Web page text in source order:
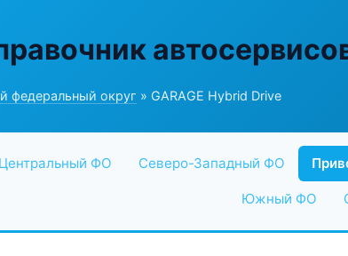
федеральный округ » GARAGE Hybrid Drive
Центральный ФО Северо-Западный ФО
Южный ФО